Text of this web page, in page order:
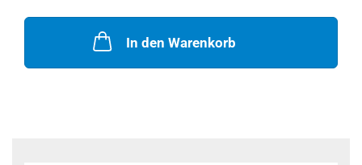
In den Warenkorb